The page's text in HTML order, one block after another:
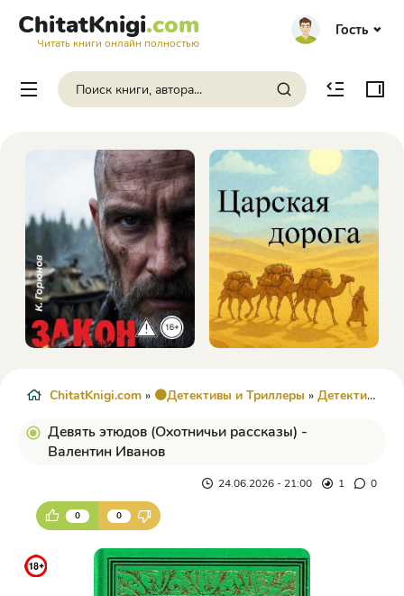
ChitatKnigi.com
Читать книги онлайн полностью
Гость
ChitatKnigi.com » 🟠Детективы и Триллеры » Детектив »
Девять этюдов (Охотничьи рассказы) -
Валентин Иванов
24.06.2026 - 21:00 1 0
0 0